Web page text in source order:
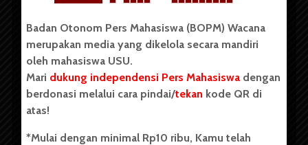
Badan Otonom Pers Mahasiswa (BOPM) Wacana merupakan
pers mahasiswa yang berdiri di luar kampus dan dikelola
secara mandiri oleh mahasiswa Universitas Sumatera Utara
(USU). Sebelumnya BOPM Wacana merupakan salah satu
Unit Kegiatan Mahasiswa (UKM) di Universitas Sumatera
berdiri pada 1 Juli 1995.
Badan Otonom Pers Mahasiswa (BOPM) Wacana
merupakan media yang dikelola secara mandiri
oleh mahasiswa USU.
Mari dukung independensi Pers Mahasiswa dengan
berdonasi melalui cara pindai/tekan kode QR di
atas!
*Mulai dengan minimal Rp10 ribu, Kamu telah